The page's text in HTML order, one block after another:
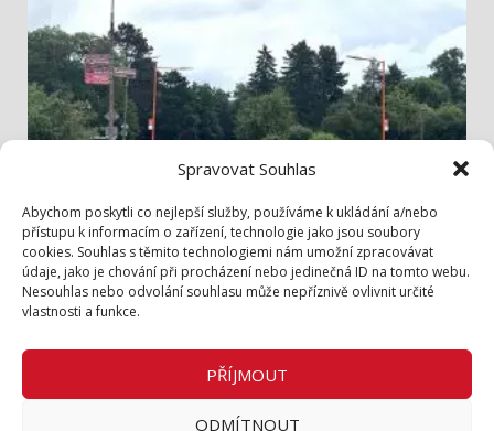
Spravovat Souhlas
Abychom poskytli co nejlepší služby, používáme k ukládání a/nebo
přístupu k informacím o zařízení, technologie jako jsou soubory
cookies. Souhlas s těmito technologiemi nám umožní zpracovávat
údaje, jako je chování při procházení nebo jedinečná ID na tomto webu.
Nesouhlas nebo odvolání souhlasu může nepříznivě ovlivnit určité
vlastnosti a funkce.
PŘÍJMOUT
ODMÍTNOUT
Bezpečněji přes Lidickou
3. 8. 2026
Zásady cookies (EU)
Zásady ochrany osobních údajů
Inzerce v tištěném periodiku